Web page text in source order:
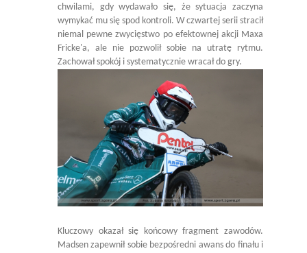
chwilami, gdy wydawało się, że sytuacja zaczyna
wymykać mu się spod kontroli. W czwartej serii stracił
niemal pewne zwycięstwo po efektownej akcji Maxa
Fricke'a, ale nie pozwolił sobie na utratę rytmu.
Zachował spokój i systematycznie wracał do gry.
Kluczowy okazał się końcowy fragment zawodów.
Madsen zapewnił sobie bezpośredni awans do finału i